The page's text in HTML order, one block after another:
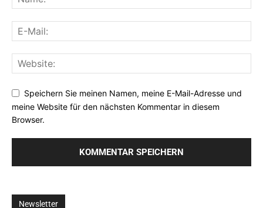
Speichern Sie meinen Namen, meine E-Mail-Adresse und
meine Website für den nächsten Kommentar in diesem
Browser.
Newsletter